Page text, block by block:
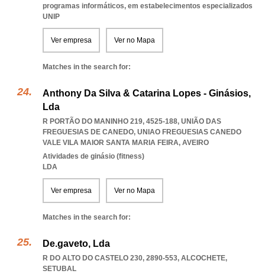
programas informáticos, em estabelecimentos especializados
UNIP
Ver empresa Ver no Mapa
Matches in the search for:
Anthony Da Silva & Catarina Lopes - Ginásios,
Lda
R PORTÃO DO MANINHO 219, 4525-188, UNIÃO DAS
FREGUESIAS DE CANEDO, UNIAO FREGUESIAS CANEDO
VALE VILA MAIOR SANTA MARIA FEIRA, AVEIRO
Atividades de ginásio (fitness)
LDA
Ver empresa Ver no Mapa
Matches in the search for:
De.gaveto, Lda
R DO ALTO DO CASTELO 230, 2890-553, ALCOCHETE,
SETUBAL